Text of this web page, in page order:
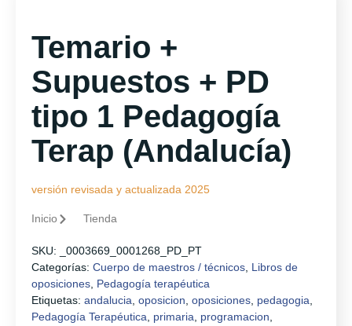
Temario +
Supuestos + PD
tipo 1 Pedagogía
Terap (Andalucía)
versión revisada y actualizada 2025
Inicio Tienda
SKU:
_0003669_0001268_PD_PT
Categorías: Cuerpo de maestros / técnicos Libros de
oposiciones Pedagogía terapéutica
Etiquetas: andalucia oposicion oposiciones pedagogia
Pedagogía Terapéutica
primaria programacion